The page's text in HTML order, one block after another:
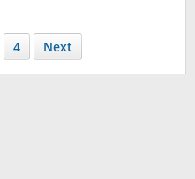
4 Next